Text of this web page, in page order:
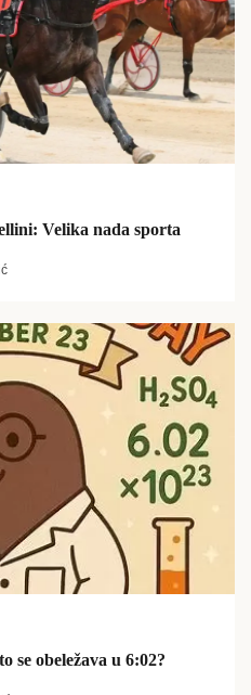
Velika nada sporta
se obeležava u 6:02?